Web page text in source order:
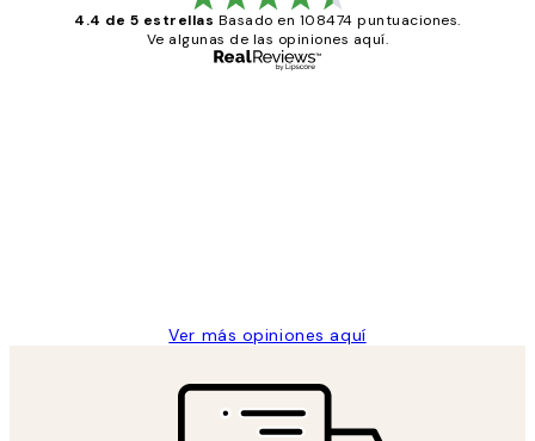
4.4 de 5 estrellas Basado en 108474 puntuaciones.
Ve algunas de las opiniones aquí.
Ver más opiniones aquí